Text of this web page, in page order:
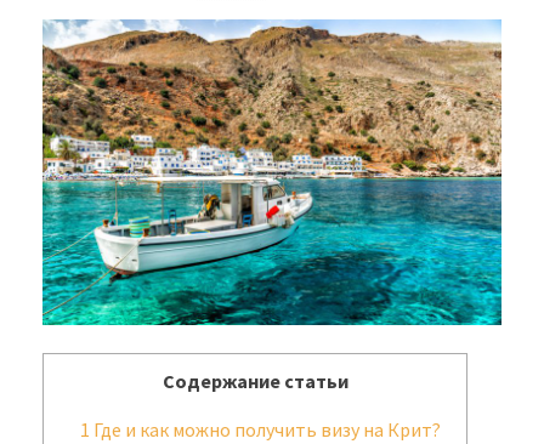
Содержание статьи
1 Где и как можно получить визу на Крит?